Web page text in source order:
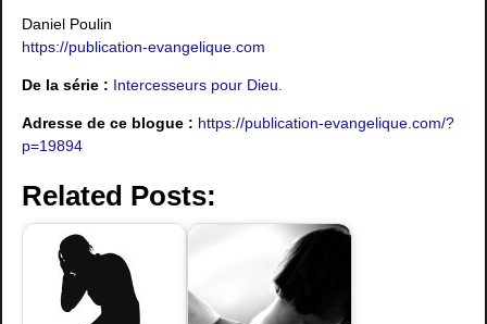
Daniel Poulin
https://publication-evangelique.com
De la série : Intercesseurs pour Dieu.
Adresse de ce blogue : https://publication-evangelique.com/?
p=19894
Related Posts: